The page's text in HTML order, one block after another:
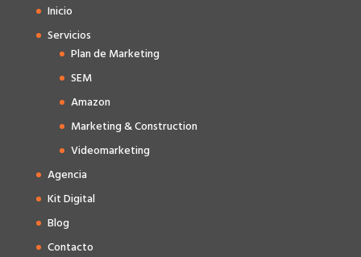
Inicio
Servicios
Plan de Marketing
SEM
Amazon
Marketing & Construction
Videomarketing
Agencia
Kit Digital
Blog
Contacto